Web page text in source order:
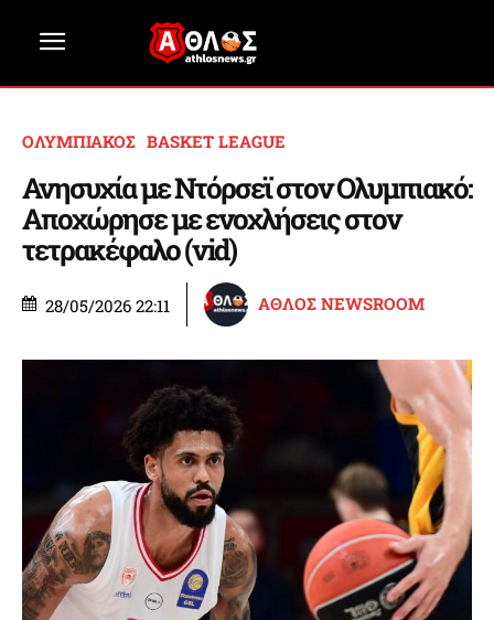
ΟΛΥΜΠΙΑΚΟΣ BASKET LEAGUE
Ανησυχία με Ντόρσεϊ στον Ολυμπιακό:
Αποχώρησε με ενοχλήσεις στον
τετρακέφαλο (vid)
28/05/2026 22:11 ΑΘΛΟΣ NEWSROOM